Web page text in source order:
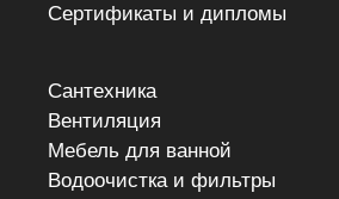
Сертификаты и дипломы
Сантехника
Вентиляция
Мебель для ванной
Водоочистка и фильтры